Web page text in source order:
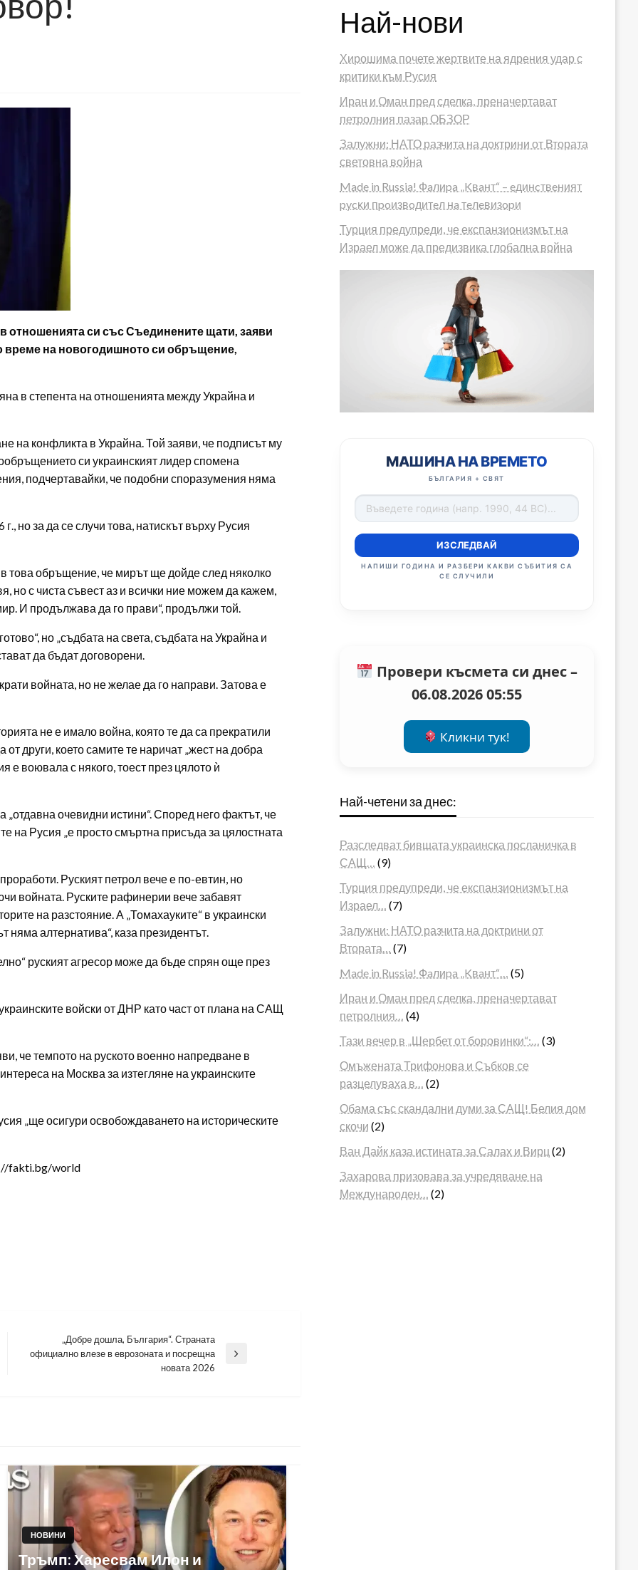
отношенията си със Съединените щати, заяви
време на новогодишното си обръщение,
в степента на отношенията между Украйна и
на конфликта в Украйна. Той заяви, че подписът му
си украинският лидер спомена
подчертавайки, че подобни споразумения няма
но за да се случи това, натискът върху Русия
в това обръщение, че мирът ще дойде след няколко
но с чиста съвест аз и всички ние можем да кажем,
И продължава да го прави“, продължи той.
но „съдбата на света, съдбата на Украйна и
да бъдат договорени.
войната, но не желае да го направи. Затова е
не е имало война, която те да са прекратили
други, което самите те наричат ​​„жест на добра
е воювала с някого, тоест през цялото ѝ
очевидни истини“. Според него фактът, че
на Русия „е просто смъртна присъда за цялостната
Руският петрол вече е по-евтин, но
войната. Руските рафинерии вече забавят
на разстояние. А „Томахауките“ в украински
алтернатива“, каза президентът.
руският агресор може да бъде спрян още през
войски от ДНР като част от плана на САЩ
че темпото на руското военно напредване в
на Москва за изтегляне на украинските
„ще осигури освобождаването на историческите
fakti.bg/world
Next
„Добре дошла, България“. Страната
официално влезе в еврозоната и посрещна
новата 2026
НОВИНИ
Тръмп: Харесвам Илон и
Най-нови
Хирошима почете жертвите на ядрения удар с
критики към Русия
Иран и Оман пред сделка, преначертават
петролния пазар ОБЗОР
Залужни: НАТО разчита на доктрини от Втората
световна война
Made in Russia! Фaлиpa „Kвaнт“ – eдинcтвeният
pycĸи пpoизвoдитeл нa тeлeвизopи
Турция предупреди, че експанзионизмът на
Израел може да предизвика глобална война
МАШИНА НА ВРЕМЕТО
БЪЛГАРИЯ + СВЯТ
ИЗСЛЕДВАЙ
НАПИШИ ГОДИНА И РАЗБЕРИ КАКВИ СЪБИТИЯ СА
СЕ СЛУЧИЛИ
Провери късмета си днес –
06.08.2026 05:55
Кликни тук!
Най-четени за днес:
Разследват бившата украинска посланичка в
САЩ…
(9)
Турция предупреди, че експанзионизмът на
Израел…
(7)
Залужни: НАТО разчита на доктрини от
Втората…
(7)
Made in Russia! Фaлиpa „Kвaнт“…
(5)
Иран и Оман пред сделка, преначертават
петролния…
(4)
Тази вечер в „Шербет от боровинки“:…
(3)
Омъжената Трифонова и Събков се
разцелуваха в…
(2)
Обама със скандални думи за САЩ! Белия дом
скочи (2)
Ван Дайк каза истината за Салах и Вирц (2)
Захарова призовава за учредяване на
Международен…
(2)